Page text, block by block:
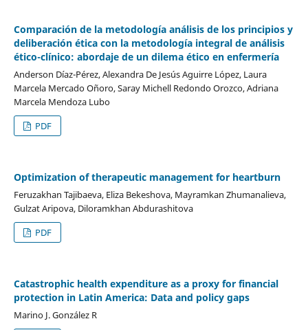
Comparación de la metodología análisis de los principios y
deliberación ética con la metodología integral de análisis
ético-clínico: abordaje de un dilema ético en enfermería
Anderson Díaz-Pérez, Alexandra De Jesús Aguirre López, Laura
Marcela Mercado Oñoro, Saray Michell Redondo Orozco, Adriana
Marcela Mendoza Lubo
PDF
Optimization of therapeutic management for heartburn
Feruzakhan Tajibaeva, Eliza Bekeshova, Mayramkan Zhumanalieva,
Gulzat Aripova, Diloramkhan Abdurashitova
PDF
Catastrophic health expenditure as a proxy for financial
protection in Latin America: Data and policy gaps
Marino J. González R